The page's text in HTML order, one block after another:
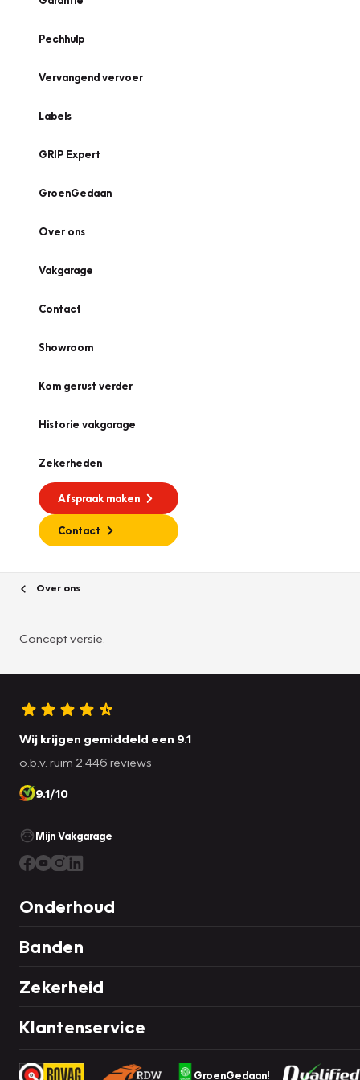
Pechhulp
Vervangend vervoer
Labels
GRIP Expert
GroenGedaan
Over ons
Vakgarage
Contact
Showroom
Kom gerust verder
Historie vakgarage
Zekerheden
Afspraak maken
Contact
Over ons
Concept versie.
Wij krijgen gemiddeld een 9.1
o.b.v. ruim 2.446 reviews
9.1/10
Mijn Vakgarage
Onderhoud
Banden
Zekerheid
Klantenservice
GroenGedaan!